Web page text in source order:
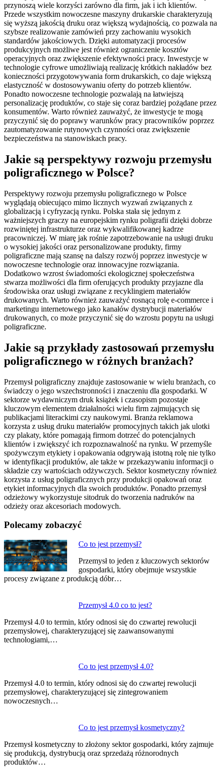
przynoszą wiele korzyści zarówno dla firm, jak i ich klientów.
Przede wszystkim nowoczesne maszyny drukarskie charakteryzują
się wyższą jakością druku oraz większą wydajnością, co pozwala na
szybsze realizowanie zamówień przy zachowaniu wysokich
standardów jakościowych. Dzięki automatyzacji procesów
produkcyjnych możliwe jest również ograniczenie kosztów
operacyjnych oraz zwiększenie efektywności pracy. Inwestycje w
technologie cyfrowe umożliwiają realizację krótkich nakładów bez
konieczności przygotowywania form drukarskich, co daje większą
elastyczność w dostosowywaniu oferty do potrzeb klientów.
Ponadto nowoczesne technologie pozwalają na łatwiejszą
personalizację produktów, co staje się coraz bardziej pożądane przez
konsumentów. Warto również zauważyć, że inwestycje te mogą
przyczynić się do poprawy warunków pracy pracowników poprzez
zautomatyzowanie rutynowych czynności oraz zwiększenie
bezpieczeństwa na stanowiskach pracy.
Jakie są perspektywy rozwoju przemysłu
poligraficznego w Polsce?
Perspektywy rozwoju przemysłu poligraficznego w Polsce
wyglądają obiecująco mimo licznych wyzwań związanych z
globalizacją i cyfryzacją rynku. Polska stała się jednym z
ważniejszych graczy na europejskim rynku poligrafii dzięki dobrze
rozwiniętej infrastrukturze oraz wykwalifikowanej kadrze
pracowniczej. W miarę jak rośnie zapotrzebowanie na usługi druku
o wysokiej jakości oraz personalizowane produkty, firmy
poligraficzne mają szansę na dalszy rozwój poprzez inwestycje w
nowoczesne technologie oraz innowacyjne rozwiązania.
Dodatkowo wzrost świadomości ekologicznej społeczeństwa
stwarza możliwości dla firm oferujących produkty przyjazne dla
środowiska oraz usługi związane z recyklingiem materiałów
drukowanych. Warto również zauważyć rosnącą rolę e-commerce i
marketingu internetowego jako kanałów dystrybucji materiałów
drukowanych, co może przyczynić się do wzrostu popytu na usługi
poligraficzne.
Jakie są przykłady zastosowań przemysłu
poligraficznego w różnych branżach?
Przemysł poligraficzny znajduje zastosowanie w wielu branżach, co
świadczy o jego wszechstronności i znaczeniu dla gospodarki. W
sektorze wydawniczym druk książek i czasopism pozostaje
kluczowym elementem działalności wielu firm zajmujących się
publikacjami literackimi czy naukowymi. Branża reklamowa
korzysta z usług druku materiałów promocyjnych takich jak ulotki
czy plakaty, które pomagają firmom dotrzeć do potencjalnych
klientów i zwiększyć ich rozpoznawalność na rynku. W przemyśle
spożywczym etykiety i opakowania odgrywają istotną rolę nie tylko
w identyfikacji produktów, ale także w przekazywaniu informacji o
składzie czy wartościach odżywczych. Sektor kosmetyczny również
korzysta z usług poligraficznych przy produkcji opakowań oraz
etykiet informacyjnych dla swoich produktów. Ponadto przemysł
odzieżowy wykorzystuje sitodruk do tworzenia nadruków na
odzieży oraz akcesoriach modowych.
Polecamy zobaczyć
Co to jest przemysł?
Przemysł to jeden z kluczowych sektorów
gospodarki, który obejmuje wszystkie
procesy związane z produkcją dóbr…
Przemysł 4.0 co to jest?
Przemysł 4.0 to termin, który odnosi się do czwartej rewolucji
przemysłowej, charakteryzującej się zaawansowanymi
technologiami,…
Co to jest przemysł 4.0?
Przemysł 4.0 to termin, który odnosi się do czwartej rewolucji
przemysłowej, charakteryzującej się zintegrowaniem
nowoczesnych…
Co to jest przemysł kosmetyczny?
Przemysł kosmetyczny to złożony sektor gospodarki, który zajmuje
się produkcją, dystrybucją oraz sprzedażą różnorodnych
produktów…
Nawigacja
wpisu